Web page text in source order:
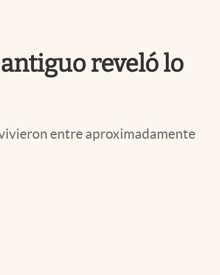
reveló lo
entre aproximadamente